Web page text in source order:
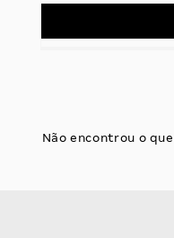
Não encontrou o